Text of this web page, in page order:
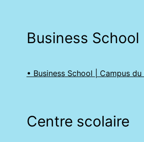
Business School
• Business School | Campus
Centre scolaire